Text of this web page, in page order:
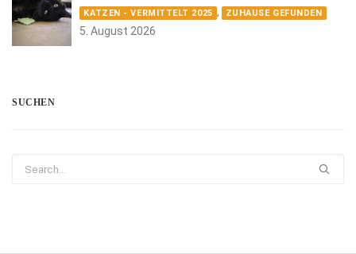
KATZEN - VERMITTELT 2025 , ZUHAUSE GEFUNDEN
5. August 2026
SUCHEN